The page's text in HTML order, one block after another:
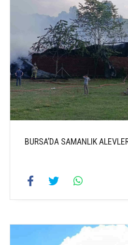
BURSA’DA SAMANLIK